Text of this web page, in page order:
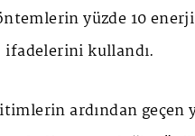
yüzde 10
ifadelerini kullandı.
ardından geçen